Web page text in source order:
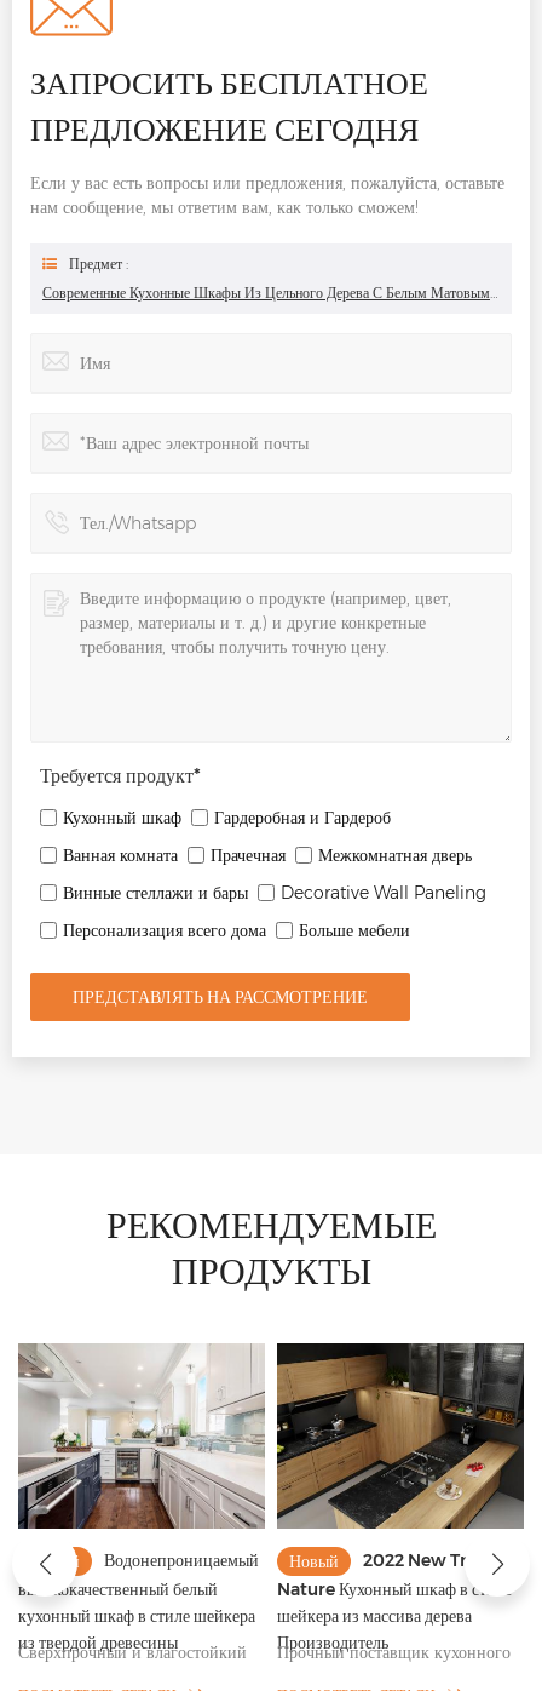
ЗАПРОСИТЬ БЕСПЛАТНОЕ
ПРЕДЛОЖЕНИЕ СЕГОДНЯ
Если у вас есть вопросы или предложения, пожалуйста, оставьте
нам сообщение, мы ответим вам, как только сможем!
Предмет :
Современные Кухонные Шкафы Из Цельного Дерева С Белым Матовым Лаком В Стиле Шейкер С Синими Акцентами На Ручке
Требуется продукт*
Кухонный шкаф
Гардеробная и Гардероб
Ванная комната
Прачечная
Межкомнатная дверь
Винные стеллажи и бары
Decorative Wall Paneling
Персонализация всего дома
Больше мебели
ПРЕДСТАВЛЯТЬ НА РАССМОТРЕНИЕ
РЕКОМЕНДУЕМЫЕ
ПРОДУКТЫ
Новый
Водонепроницаемый
высококачественный белый
кухонный шкаф в стиле шейкера
из твердой древесины
Сверхпрочный и влагостойкий
Новый
2022 New Trend
Nature Кухонный шкаф в стиле
шейкера из массива дерева
Производитель
Прочный поставщик кухонного